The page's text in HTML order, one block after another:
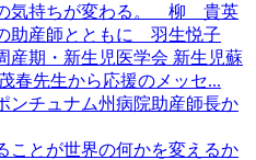
気持ちが変わる。 柳 貴英
助産師とともに 羽生悦子
産期・新生児医学会 新生児蘇
春先生から応援のメッセ...
ンチュナム州病院助産師長か
ことが世界の何かを変えるか